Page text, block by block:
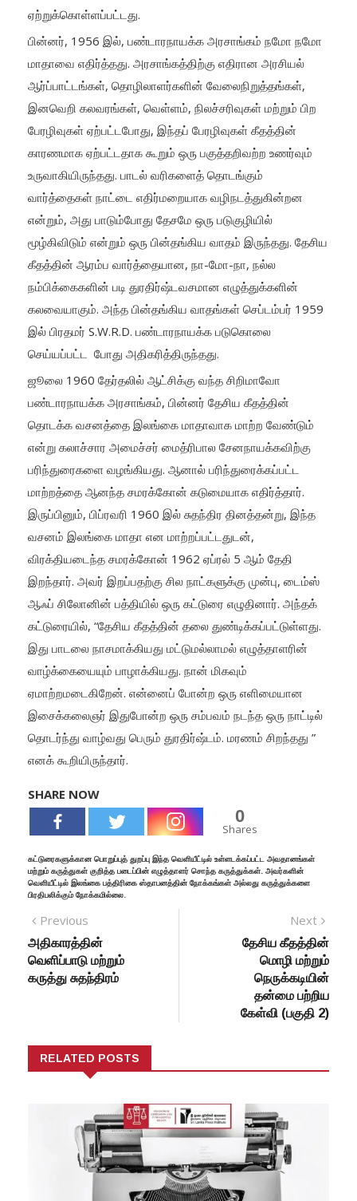
ஏற்றுக்கொள்ளப்பட்டது.
பின்னர், 1956 இல், பண்டாரநாயக்க அரசாங்கம் நமோ நமோ
மாதாவை எதிர்த்தது. அரசாங்கத்திற்கு எதிரான அரசியல்
ஆர்ப்பாட்டங்கள், தொழிலாளர்களின் வேலைநிறுத்தங்கள்,
இனவெறி கலவரங்கள், வெள்ளம், நிலச்சரிவுகள் மற்றும் பிற
பேரழிவுகள் ஏற்பட்டபோது, இந்தப் பேரழிவுகள் கீதத்தின்
காரணமாக ஏற்பட்டதாக கூறும் ஒரு பகுத்தறிவற்ற உணர்வும்
உருவாகியிருந்தது. பாடல் வரிகளைத் தொடங்கும்
வார்த்தைகள் நாட்டை எதிர்மறையாக வழிநடத்துகின்றன
என்றும், அது பாடும்போது தேசமே ஒரு படுகுழியில்
மூழ்கிவிடும் என்றும் ஒரு பின்தங்கிய வாதம் இருந்தது. தேசிய
கீதத்தின் ஆரம்ப வார்த்தையான, நா-மோ-நா, நல்ல
நம்பிக்கைகளின் படி துரதிர்ஷ்டவசமான எழுத்துக்களின்
கலவையாகும். அந்த பின்தங்கிய வாதங்கள் செப்டம்பர் 1959
இல் பிரதமர் S.W.R.D. பண்டாரநாயக்க படுகொலை
செய்யப்பட்ட போது அதிகரித்திருந்தது.
ஜூலை 1960 தேர்தலில் ஆட்சிக்கு வந்த சிறிமாவோ
பண்டாரநாயக்க அரசாங்கம், பின்னர் தேசிய கீதத்தின்
தொடக்க வசனத்தை இலங்கை மாதாவாக மாற்ற வேண்டும்
என்று கலாச்சார அமைச்சர் மைத்ரிபால சேனநாயக்கவிற்கு
பரிந்துரைகளை வழங்கியது. ஆனால் பரிந்துரைக்கப்பட்ட
மாற்றத்தை ஆனந்த சமரக்கோன் கடுமையாக எதிர்த்தார்.
இருப்பினும், பிப்ரவரி 1960 இல் சுதந்திர தினத்தன்று, இந்த
வசனம் இலங்கை மாதா என மாற்றப்பட்டதுடன்,
விரக்தியடைந்த சமரக்கோன் 1962 ஏப்ரல் 5 ஆம் தேதி
இறந்தார். அவர் இறப்பதற்கு சில நாட்களுக்கு முன்பு, டைம்ஸ்
ஆஃப் சிலோனின் பத்தியில் ஒரு கட்டுரை எழுதினார். அந்தக்
கட்டுரையில், “தேசிய கீதத்தின் தலை துண்டிக்கப்பட்டுள்ளது.
இது பாடலை நாசமாக்கியது மட்டுமல்லாமல் எழுத்தாளரின்
வாழ்க்கையையும் பாழாக்கியது. நான் மிகவும்
ஏமாற்றமடைகிறேன். என்னைப் போன்ற ஒரு எளிமையான
இசைக்கலைஞர் இதுபோன்ற ஒரு சம்பவம் நடந்த ஒரு நாட்டில்
தொடர்ந்து வாழ்வது பெரும் துரதிர்ஷ்டம். மரணம் சிறந்தது ”
எனக் கூறியிருந்தார்.
SHARE NOW
0
Shares
கட்டுரைகளுக்கான பொறுப்புத் துறப்பு இந்த வெளியீட்டில் உள்ளடக்கப்பட்ட அவதானங்கள்
மற்றும் கருத்துகள் குறித்த படைப்பின் எழுத்தாளர் சொந்த கருத்துக்கள். அவர்களின்
வெளியீட்டில் இலங்கை பத்திரிகை ஸ்தாபனத்தின் நோக்கங்கள் அல்லது கருத்துக்களை
பிரதிபலிக்கும் நோக்கமில்லை.
Previous
அதிகாரத்தின்
வெளிப்பாடு மற்றும்
கருத்து சுதந்திரம்
Next
தேசிய கீதத்தின்
மொழி மற்றும்
நெருக்கடியின்
தன்மை பற்றிய
கேள்வி (பகுதி 2)
RELATED POSTS